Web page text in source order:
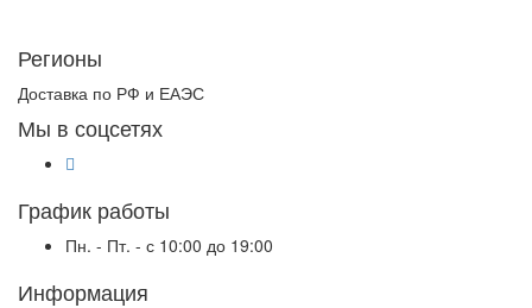
Регионы
Доставка по РФ и ЕАЭС
Мы в соцсетях
График работы
Пн. - Пт. - с 10:00 до 19:00
Информация